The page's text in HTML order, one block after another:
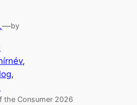
—by
the Consumer 2026